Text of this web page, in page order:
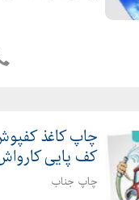
متریال های
چاپ زونکن اختصاصی
چاپ کاغذ
کف پایی
چاپ جناب